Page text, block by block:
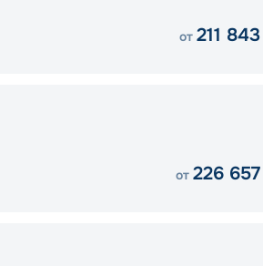
от 211 843
от 226 657